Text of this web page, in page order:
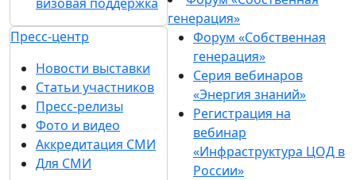
Пресс-центр
Новости выставки
Статьи участников
Пресс-релизы
Фото и видео
Аккредитация СМИ
Для СМИ
генерация»
Форум «Собственная
генерация»
Серия вебинаров
«Энергия знаний»
Регистрация на
вебинар
«Инфраструктура ЦОД в
России»